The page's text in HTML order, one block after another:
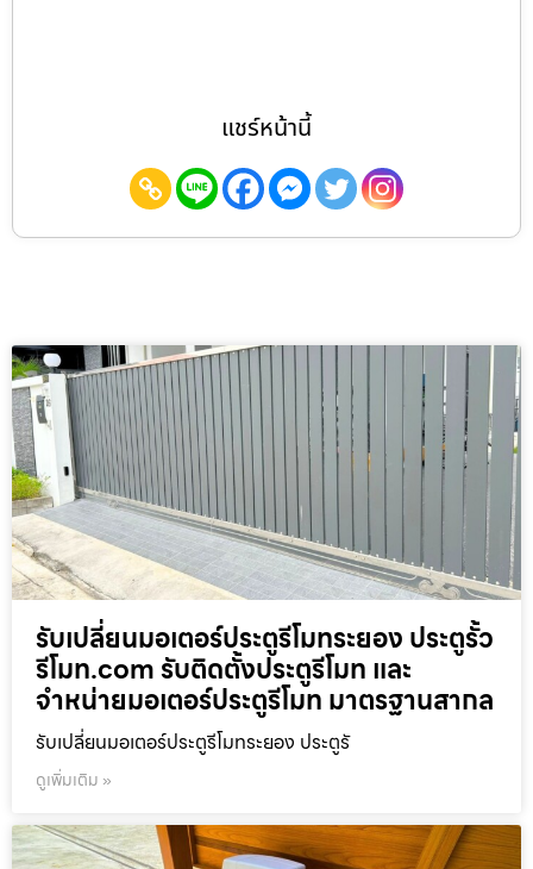
แชร์หน้านี้
รับเปลี่ยนมอเตอร์ประตูรีโมทระยอง ประตูรั้ว
รีโมท.com รับติดตั้งประตูรีโมท และ
จำหน่ายมอเตอร์ประตูรีโมท มาตรฐานสากล
รับเปลี่ยนมอเตอร์ประตูรีโมทระยอง ประตูรั
ดูเพิ่มเติม »